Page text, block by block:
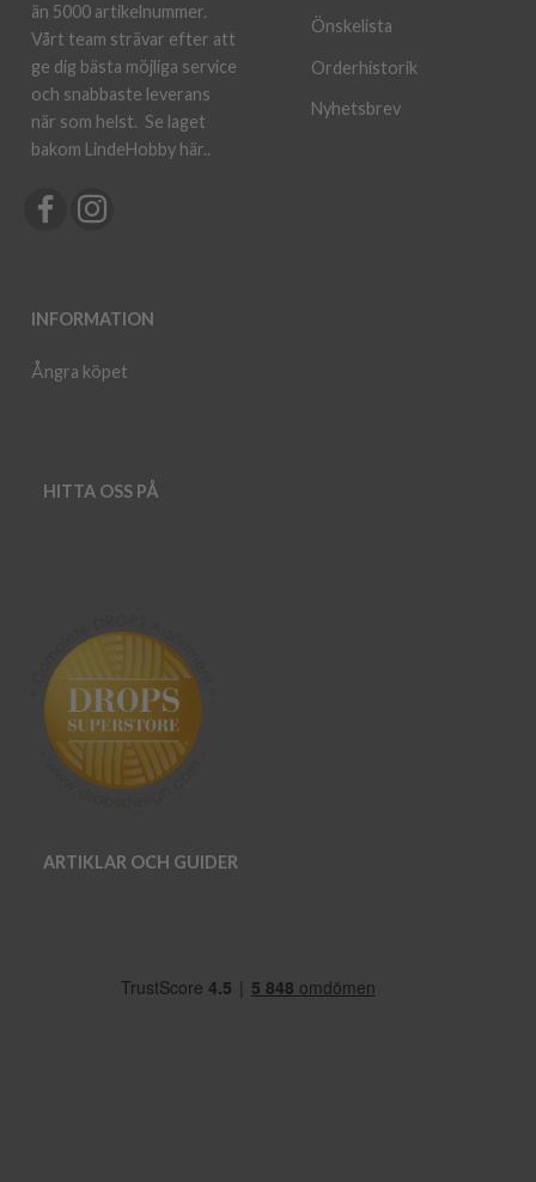
än 5000 artikelnummer.
Vårt team strävar efter att
ge dig bästa möjliga service
och snabbaste leverans
när som helst. Se laget
bakom LindeHobby här..
INFORMATION
Ångra köpet
Önskelista
Orderhistorik
Nyhetsbrev
HITTA OSS PÅ
ARTIKLAR OCH GUIDER